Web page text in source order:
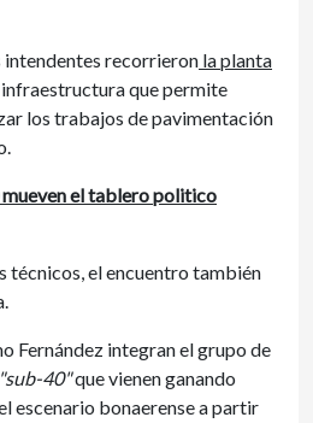
recorrieron la planta
infraestructura que permite
los trabajos de pavimentación
el tablero politico
técnicos, el encuentro también
Fernández integran el grupo de
"sub-40"que vienen ganando
escenario bonaerense a partir